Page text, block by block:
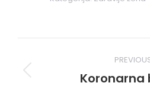
navigation
Koronarna